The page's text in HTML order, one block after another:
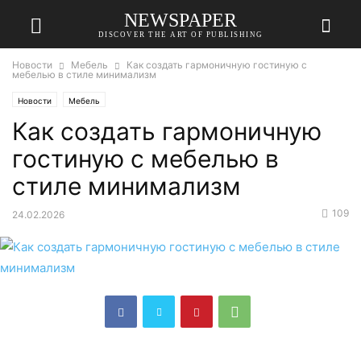
NEWSPAPER
DISCOVER THE ART OF PUBLISHING
Новости Мебель
Как создать гармоничную гостиную с
мебелью в стиле минимализм
Новости Мебель
Как создать гармоничную
гостиную с мебелью в
стиле минимализм
24.02.2026 109